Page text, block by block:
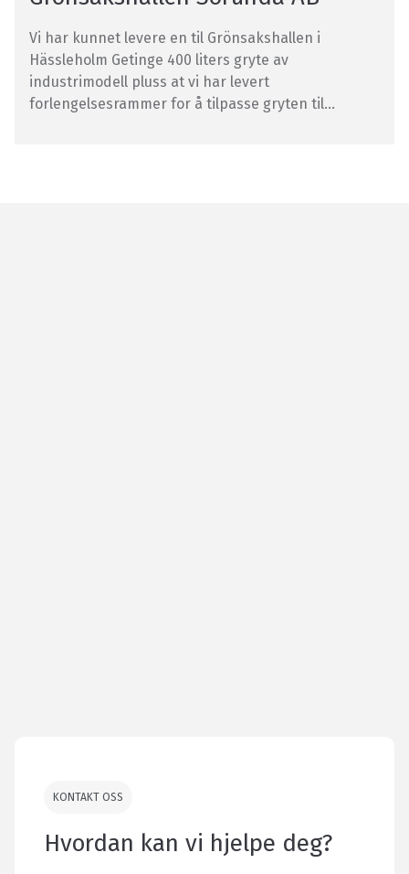
Vi har kunnet levere en til Grönsakshallen i
Hässleholm Getinge 400 liters gryte av
industrimodell pluss at vi har levert
forlengelsesrammer for å tilpasse gryten til...
KONTAKT OSS
Hvordan kan vi hjelpe deg?